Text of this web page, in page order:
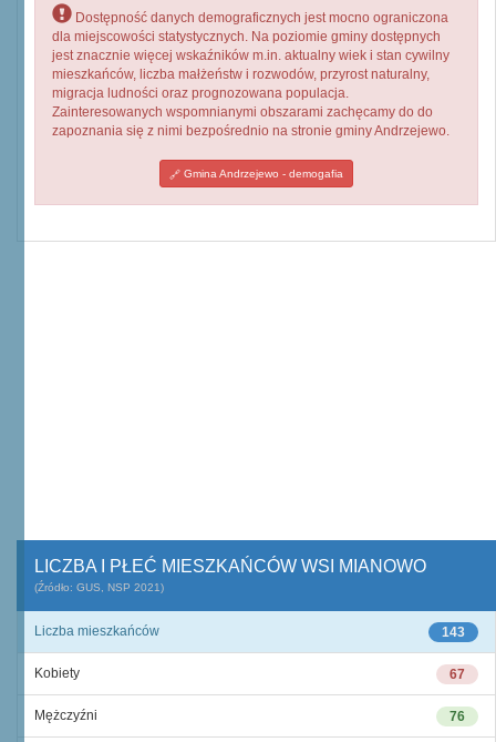
Dostępność danych demograficznych jest mocno ograniczona
dla miejscowości statystycznych. Na poziomie gminy dostępnych
jest znacznie więcej wskaźników m.in. aktualny wiek i stan cywilny
mieszkańców, liczba małżeństw i rozwodów, przyrost naturalny,
migracja ludności oraz prognozowana populacja.
Zainteresowanych wspomnianymi obszarami zachęcamy do do
zapoznania się z nimi bezpośrednio na stronie gminy Andrzejewo.
Gmina Andrzejewo - demogafia
LICZBA I PŁEĆ MIESZKAŃCÓW WSI MIANOWO
(Źródło: GUS, NSP 2021)
143
Liczba mieszkańców
67
Kobiety
76
Mężczyźni